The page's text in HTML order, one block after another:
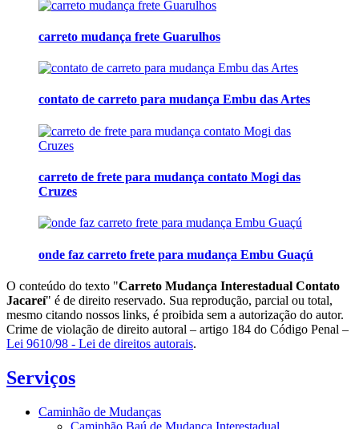
carreto mudança frete Guarulhos
contato de carreto para mudança Embu das Artes
carreto de frete para mudança contato Mogi das
Cruzes
onde faz carreto frete para mudança Embu Guaçú
O conteúdo do texto "Carreto Mudança Interestadual Contato
Jacareí" é de direito reservado. Sua reprodução, parcial ou total,
mesmo citando nossos links, é proibida sem a autorização do autor.
Crime de violação de direito autoral – artigo 184 do Código Penal –
Lei 9610/98 - Lei de direitos autorais.
Serviços
Caminhão de Mudanças
Caminhão Baú de Mudança Interestadual